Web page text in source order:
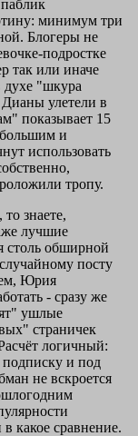
минимум три
Блогеры не
подростке
так или иначе
духе "шкура
улетели в
показывает 15
и
использовать
тропу.
знаете,
лучшие
столь обширной
посту
Юрия
- сразу же
ушлые
страничек
логичный:
и под
не вскроется
какое сравнение.